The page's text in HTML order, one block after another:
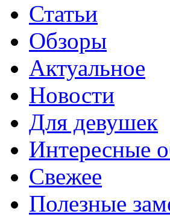
Статьи
Обзоры
Актуальное
Новости
Для девушек
Интересные
Свежее
Полезные